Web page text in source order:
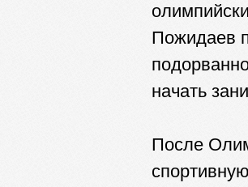
Пожидаев
начать
После